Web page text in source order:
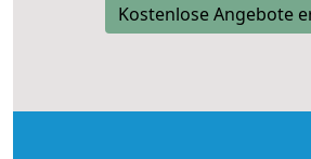
Kostenlose Angebote